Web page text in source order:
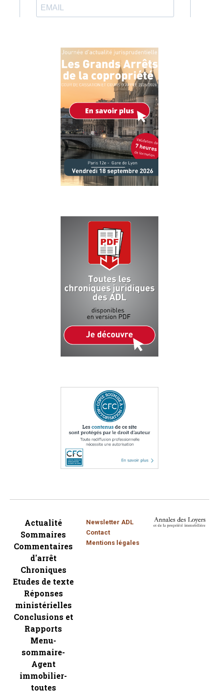
Actualité
Sommaires
Commentaires
d'arrêt
Chroniques
Etudes de texte
Réponses
ministérielles
Conclusions et
Rapports
Menu-
sommaire-
Agent
immobilier-
toutes
Newsletter ADL
Contact
Mentions légales